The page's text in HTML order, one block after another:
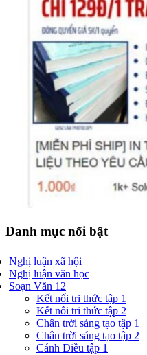
Danh mục nổi bật
Nghị luận xã hội
Nghị luận văn học
Soạn Văn 12
Kết nối tri thức tập 1
Kết nối tri thức tập 2
Chân trời sáng tạo tập 1
Chân trời sáng tạo tập 2
Cánh Diều tập 1